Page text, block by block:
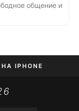
общение и
IPHONE